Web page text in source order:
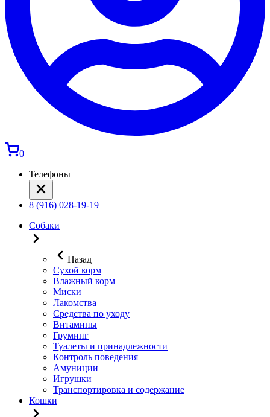
0
Телефоны
8 (916) 028-19-19
Собаки
Назад
Сухой корм
Влажный корм
Миски
Лакомства
Средства по уходу
Витамины
Груминг
Туалеты и принадлежности
Контроль поведения
Амуниции
Игрушки
Транспортировка и содержание
Кошки